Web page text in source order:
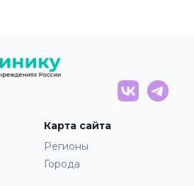
Карта сайта
Регионы
Города